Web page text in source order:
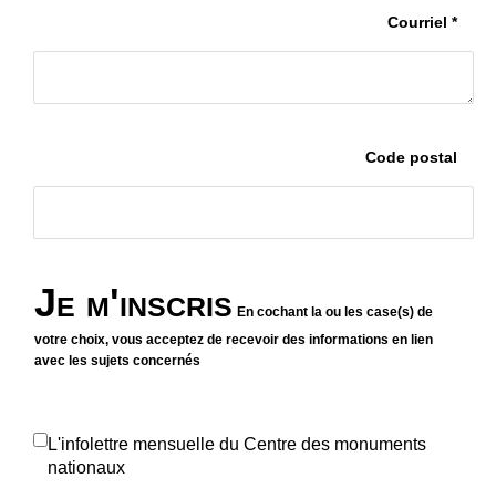
Courriel *
Code postal
Je m'inscris En cochant la ou les case(s) de
votre choix, vous acceptez de recevoir des informations en lien
avec les sujets concernés
L'infolettre mensuelle du Centre des monuments
nationaux